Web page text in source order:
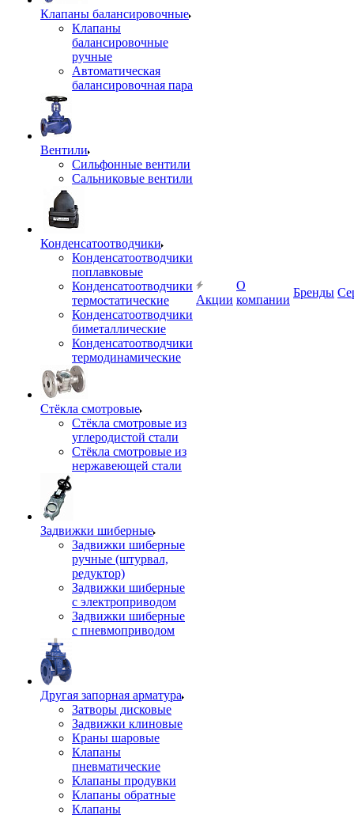
Клапаны балансировочные
Клапаны
балансировочные
ручные
Автоматическая
балансировочная пара
Вентили
Сильфонные вентили
Сальниковые вентили
Конденсатоотводчики
Конденсатоотводчики
поплавковые
Конденсатоотводчики
термостатические
Конденсатоотводчики
биметаллические
Конденсатоотводчики
термодинамические
Стёкла смотровые
Стёкла смотровые из
углеродистой стали
Стёкла смотровые из
нержавеющей стали
Задвижки шиберные
Задвижки шиберные
ручные (штурвал,
редуктор)
Задвижки шиберные
с электроприводом
Задвижки шиберные
с пневмоприводом
Другая запорная арматура
Затворы дисковые
Задвижки клиновые
Краны шаровые
Клапаны
пневматические
Клапаны продувки
Клапаны обратные
Клапаны
Акции
О
компании
Бренды